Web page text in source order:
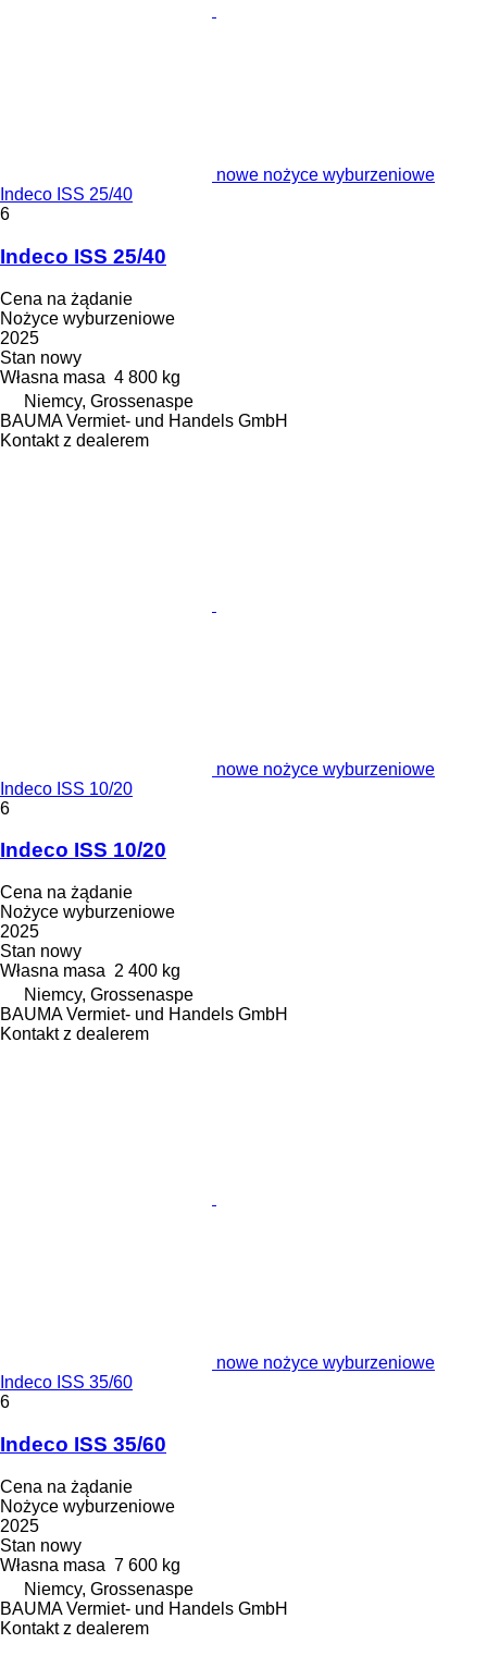
nowe nożyce wyburzeniowe
Indeco ISS 25/40
6
Indeco ISS 25/40
Cena na żądanie
Nożyce wyburzeniowe
2025
Stan nowy
Własna masa 4 800 kg
Niemcy, Grossenaspe
BAUMA Vermiet- und Handels GmbH
Kontakt z dealerem
nowe nożyce wyburzeniowe
Indeco ISS 10/20
6
Indeco ISS 10/20
Cena na żądanie
Nożyce wyburzeniowe
2025
Stan nowy
Własna masa 2 400 kg
Niemcy, Grossenaspe
BAUMA Vermiet- und Handels GmbH
Kontakt z dealerem
nowe nożyce wyburzeniowe
Indeco ISS 35/60
6
Indeco ISS 35/60
Cena na żądanie
Nożyce wyburzeniowe
2025
Stan nowy
Własna masa 7 600 kg
Niemcy, Grossenaspe
BAUMA Vermiet- und Handels GmbH
Kontakt z dealerem